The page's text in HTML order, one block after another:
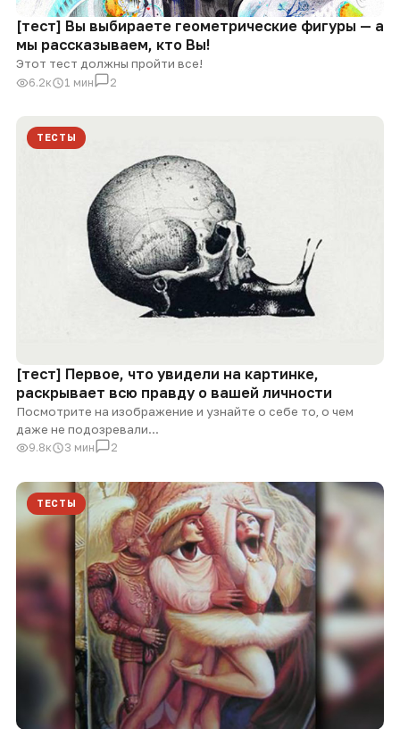
[тест] Вы выбираете геометрические фигуры — а
мы рассказываем, кто Вы!
Этот тест должны пройти все!
6.2к 1 мин 2
ТЕСТЫ
[тест] Первое, что увидели на картинке,
раскрывает всю правду о вашей личности
Посмотрите на изображение и узнайте о себе то, о чем
даже не подозревали...
9.8к 3 мин 2
ТЕСТЫ